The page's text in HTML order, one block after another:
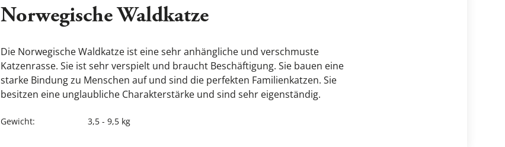
Norwegische Waldkatze
Die Norwegische Waldkatze ist eine sehr anhängliche und verschmuste
Katzenrasse. Sie ist sehr verspielt und braucht Beschäftigung. Sie bauen eine
starke Bindung zu Menschen auf und sind die perfekten Familienkatzen. Sie
besitzen eine unglaubliche Charakterstärke und sind sehr eigenständig.
Gewicht: 3,5 - 9,5 kg